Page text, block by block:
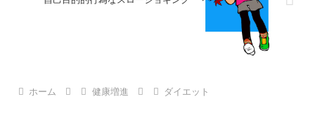
ホーム 健康増進 ダイエット